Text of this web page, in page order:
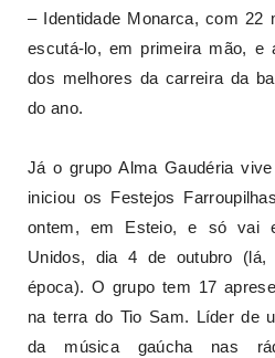
– Identidade Monarca, com 22
escutá-lo, em primeira mão, e
dos melhores da carreira da
do ano.
Já o grupo Alma Gaudéria
iniciou os Festejos
ontem, em Esteio, e só vai
Unidos, dia 4 de outubro
época). O grupo tem 17
na terra do Tio Sam. Líder de
da música gaúcha nas